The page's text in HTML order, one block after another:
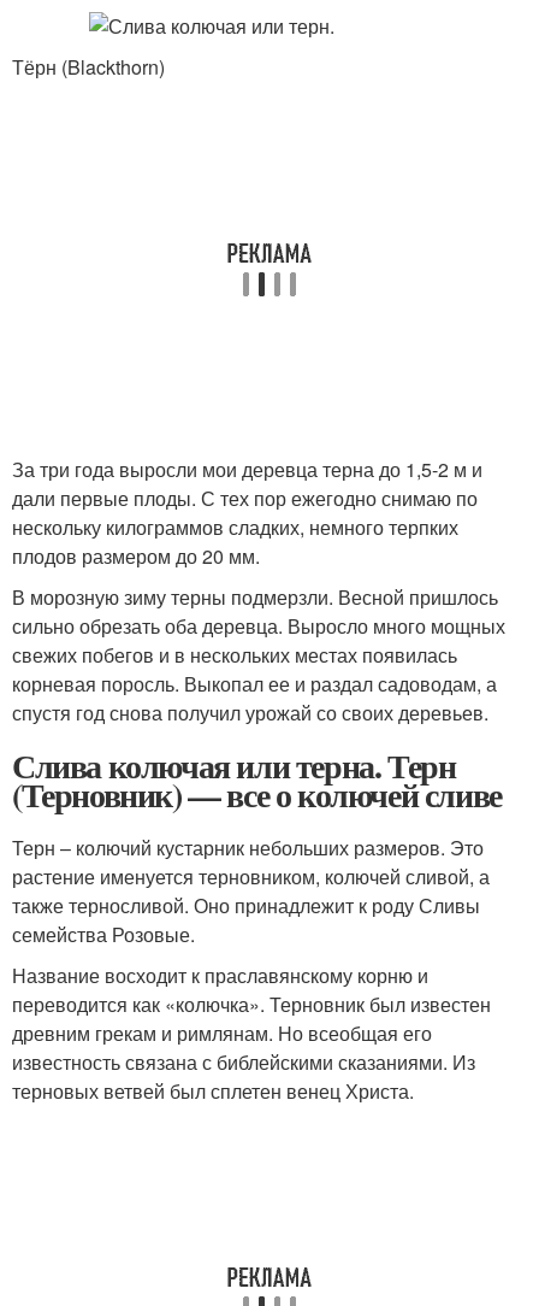
Тёрн (Blackthorn)
За три года выросли мои деревца терна до 1,5-2 м и
дали первые плоды. С тех пор ежегодно снимаю по
нескольку килограммов сладких, немного терпких
плодов размером до 20 мм.
В морозную зиму терны подмерзли. Весной пришлось
сильно обрезать оба деревца. Выросло много мощных
свежих побегов и в нескольких местах появилась
корневая поросль. Выкопал ее и раздал садоводам, а
спустя год снова получил урожай со своих деревьев.
Слива колючая или терна. Терн
(Терновник) — все о колючей сливе
Терн – колючий кустарник небольших размеров. Это
растение именуется терновником, колючей сливой, а
также терносливой. Оно принадлежит к роду Сливы
семейства Розовые.
Название восходит к праславянскому корню и
переводится как «колючка». Терновник был известен
древним грекам и римлянам. Но всеобщая его
известность связана с библейскими сказаниями. Из
терновых ветвей был сплетен венец Христа.